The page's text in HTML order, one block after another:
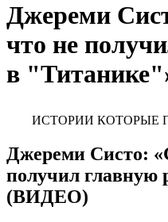
Джереми
что не
в
ИСТОРИИ КОТОРЫЕ
Джереми Систо:
получил главную
(ВИДЕО)